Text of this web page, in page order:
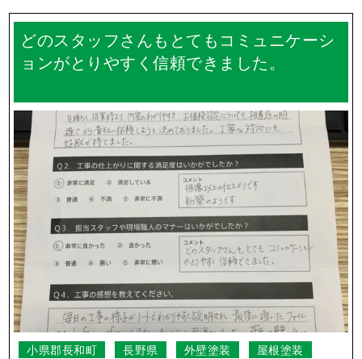
どのスタッフさんもとてもコミュニケーシ
ョンがとりやすく信頼できました。
小県郡長和町 長野県 外壁塗装 屋根塗装